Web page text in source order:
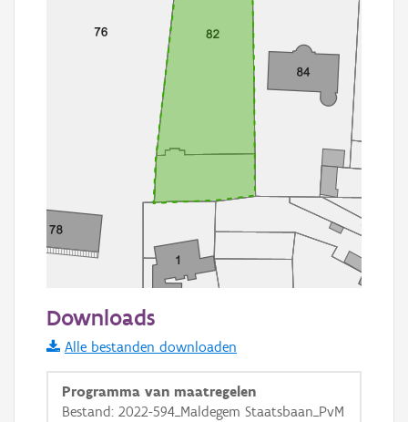
Informatie Vlaanderen
i
Downloads
Alle bestanden downloaden
Programma van maatregelen
Bestand: 2022-594_Maldegem Staatsbaan_PvM